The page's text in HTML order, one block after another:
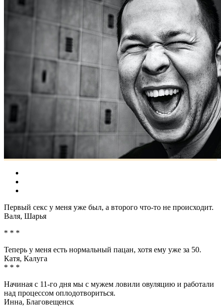
Первый секс у меня уже был, а второго что-то не происходит.
Валя, Шарья
* * *
Теперь у меня есть нормальный пацан, хотя ему уже за 50.
Катя, Калуга
* * *
Начиная с 11-го дня мы с мужем ловили овуляцию и работали
над процессом оплодотвориться.
Инна, Благовещенск